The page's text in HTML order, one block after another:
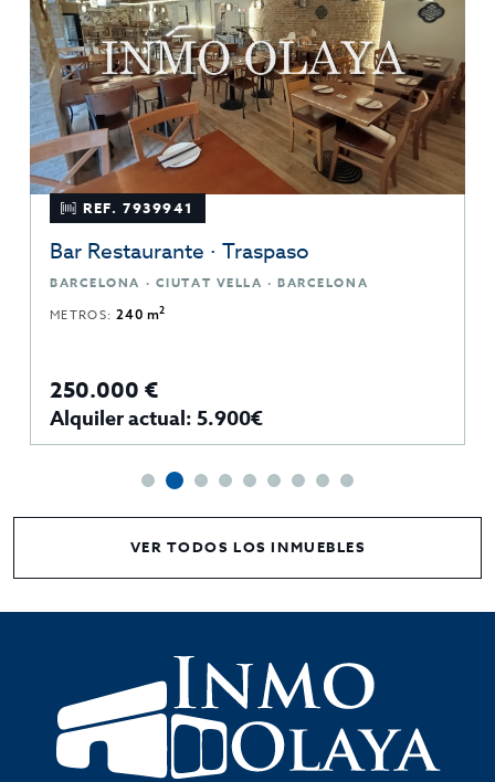
REF. 7939941
Bar Restaurante · Traspaso
BARCELONA · CIUTAT VELLA · BARCELONA
METROS:240 m2
250.000 €
Alquiler actual: 5.900€
VER TODOS LOS INMUEBLES